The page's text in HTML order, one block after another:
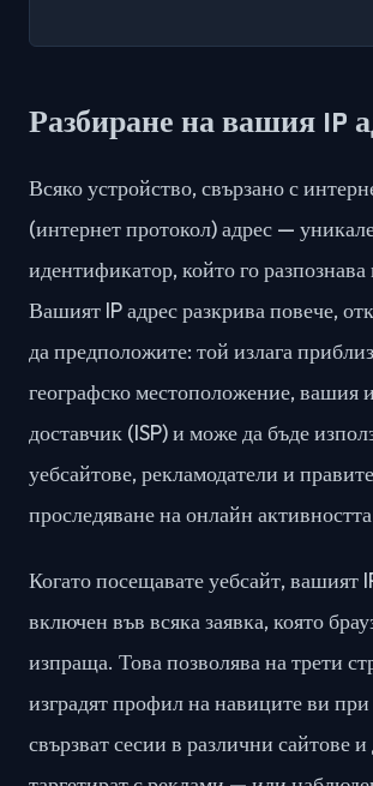
Разбиране на вашия IP
Всяко устройство, свързано с
(интернет протокол) адрес —
идентификатор, който го
Вашият IP адрес разкрива повече,
да предположите: той излага
географско местоположение, вашия
доставчик (ISP) и може да бъде
уебсайтове, рекламодатели и
проследяване на онлайн
Когато посещавате уебсайт, вашият
включен във всяка заявка, която
изпраща. Това позволява на трети
изградят профил на навиците ви
свързват сесии в различни сайтове и